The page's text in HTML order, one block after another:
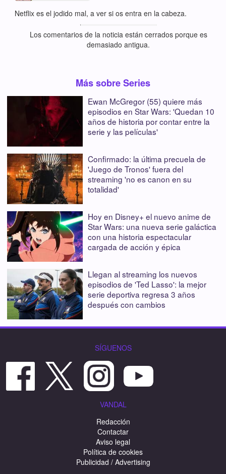
Netflix es el jodido mal, a ver si os entra en la cabeza.
Los comentarios de la noticia están cerrados porque es
demasiado antigua.
Más sobre Series
Ewan McGregor (55) quiere más
episodios en Star Wars: 'Quedan 10
años de historia por contar entre la
serie y las películas'
Confirmado: la última precuela de
'Juego de Tronos' fuera del
streaming 'no es canon en su
totalidad'
Hoy en Disney+ el nuevo anime de
Star Wars: una nueva serie galáctica
con una historia espectacular
cargada de acción y épica
Llegan al streaming los nuevos
episodios de 'Ted Lasso': la mejor
serie deportiva regresa 3 años
después con cambios
SÍGUENOS
VANDAL
Redacción
Contactar
Aviso legal
Política de cookies
Publicidad / Advertising